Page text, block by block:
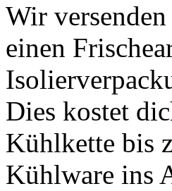
Wir
einen
Dies kostet
Kühlkette bis
Kühlware ins